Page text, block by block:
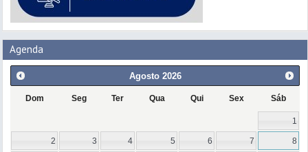
Agenda
Agosto 2026
Dom Seg Ter Qua Qui Sex Sáb
1
2 3 4 5 6 7 8